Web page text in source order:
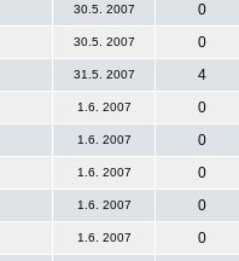
30.5. 2007
0
30.5. 2007
0
31.5. 2007
4
1.6. 2007
0
1.6. 2007
0
1.6. 2007
0
1.6. 2007
0
1.6. 2007
0